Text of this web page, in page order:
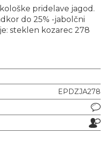
pridelave jagod.
do 25% -jabolčni
steklen kozarec 278
EPDZJA278